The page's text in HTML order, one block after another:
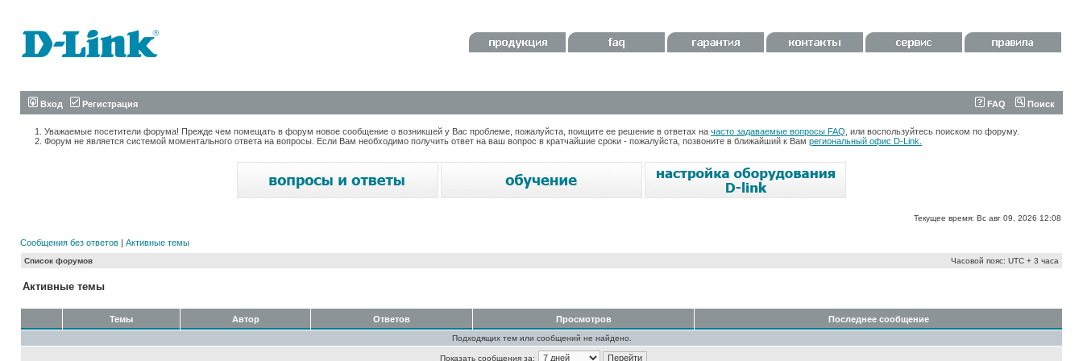
Вход Регистрация FAQ Поиск
Уважаемые посетители форума! Прежде чем помещать в форум новое сообщение о возникшей у Вас проблеме, пожалуйста, поищите ее решение в ответах на часто задаваемые вопросы FAQ , или воспользуйтесь поиском по форуму.
Форум не является системой моментального ответа на вопросы. Если Вам необходимо получить ответ на ваш вопрос в кратчайшие сроки - пожалуйста, позвоните в ближайший к Вам региональный офис D-Link.
Текущее время: Вс авг 09, 2026 12:08
Сообщения без ответов | Активные темы
Список форумов Часовой пояс: UTC + 3 часа
Активные темы
Темы Автор Ответов Просмотров Последнее сообщение
Подходящих тем или сообщений не найдено.
Показать сообщения за: